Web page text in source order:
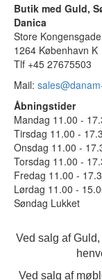
Butik med Guld,
Danica
Store
1264 København K
Tlf +45 27675503
Mail:
Åbningstider
Mandag 11.00 -
Tirsdag 11.00 -
Onsdag 11.00 -
Torsdag 11.00 -
Fredag 11.00 -
Lørdag 11.00 -
Søndag Lukket
Ved salg af
Ved salg af